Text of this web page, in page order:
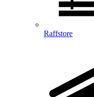
Raffstore